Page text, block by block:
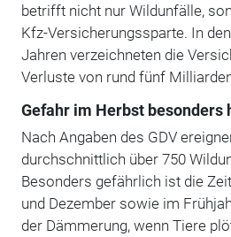
betrifft nicht nur Wildunfälle,
Kfz-Versicherungssparte. In
Jahren verzeichneten die
Verluste von rund fünf
Gefahr im Herbst besonders
Nach Angaben des GDV
durchschnittlich über 750
Besonders gefährlich ist die
und Dezember sowie im
der Dämmerung, wenn Tiere